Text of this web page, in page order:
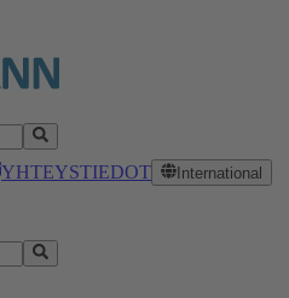
YHTEYSTIEDOT
International